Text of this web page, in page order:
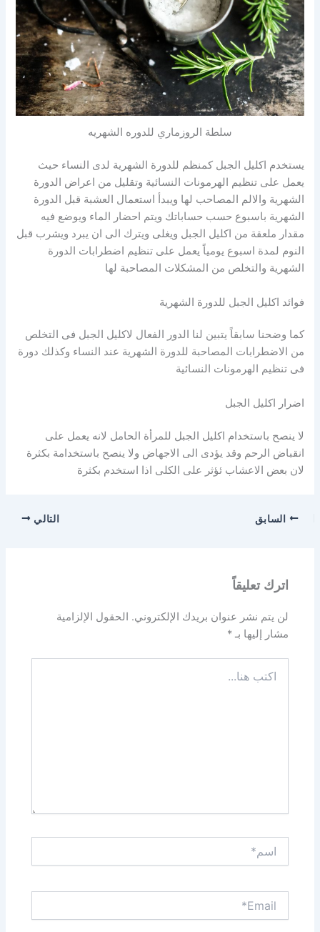
سلطة الروزماري للدوره الشهريه
يستخدم اكليل الجبل كمنظم للدورة الشهرية لدى النساء حيث
يعمل على تنظيم الهرمونات النسائية وتقليل من اعراض الدورة
الشهرية والالم المصاحب لها ويبدأ استعمال العشبة قبل الدورة
الشهرية باسبوع حسب حساباتك ويتم احضار الماء ويوضع فيه
مقدار ملعقة من اكليل الجبل ويغلى ويترك الى ان يبرد ويشرب قبل
النوم لمدة اسبوع يومياً يعمل على تنظيم اضطرابات الدورة
الشهرية والتخلص من المشكلات المصاحبة لها
فوائد اكليل الجبل للدورة الشهرية
كما وضحنا سابقاً يتبين لنا الدور الفعال لاكليل الجبل فى التخلص
من الاضطرابات المصاحبة للدورة الشهرية عند النساء وكذلك دورة
فى تنظيم الهرمونات النسائية
اضرار اكليل الجبل
لا ينصح باستخدام اكليل الجبل للمرأة الحامل لانه يعمل على
انقباض الرحم وقد يؤدى الى الاجهاض ولا ينصح باستخدامة بكثرة
لان بعض الاعشاب ئؤثر على الكلى اذا استخدم بكثرة
السابق التالي
اترك تعليقاً
لن يتم نشر عنوان بريدك الإلكتروني. الحقول الإلزامية
مشار إليها بـ*
هنا...